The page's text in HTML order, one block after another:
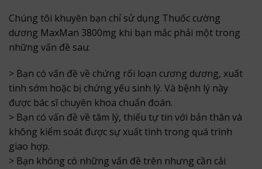
Chúng tôi khuyên bạn chỉ sử dụng Thuốc cường
dương MaxMan 3800mg khi bạn mắc phải một trong
những vấn đề sau:
> Bạn có vấn đề về chứng rối loạn cương dương, xuất
tinh sớm hoặc bị chứng yếu sinh lý. Và bệnh lý này
được bác sĩ chuyên khoa chuẩn đoán.
> Bạn có vấn đề về tâm lý, thiếu tự tin với bản thân và
không kiểm soát được sự xuất tinh trong quá trình
giao hợp.
> Bạn không có những vấn đề trên nhưng cần cải